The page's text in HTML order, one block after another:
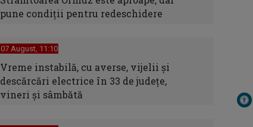
pune condiții pentru redeschidere
07 August, 11:10
Vreme instabilă, cu averse, vijelii şi
descărcări electrice în 33 de judeţe,
vineri şi sâmbătă